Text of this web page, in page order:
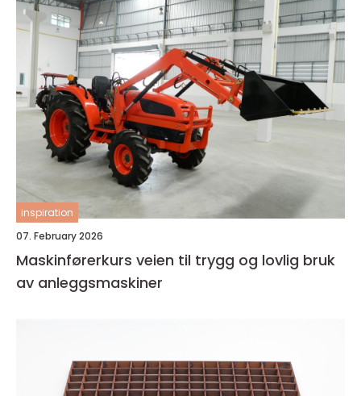
inspiration
07. February 2026
Maskinførerkurs veien til trygg og lovlig bruk
av anleggsmaskiner